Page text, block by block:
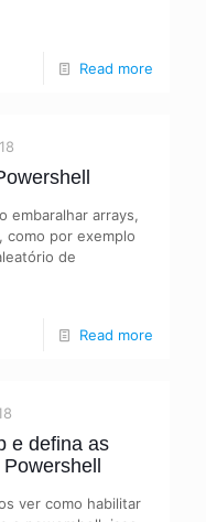
Read more
embaralhar arrays,
como por exemplo
de
Read more
e defina as
ver como habilitar